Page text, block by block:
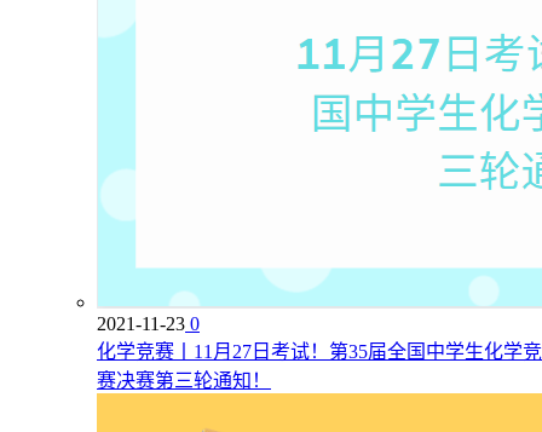
2021-11-23 0
化学竞赛丨11月27日考试！第35届全国中学生化学竞
赛决赛第三轮通知！